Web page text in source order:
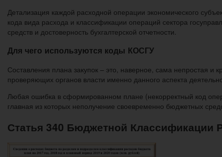
Детализация каждой расходной операции экономического
кода вида расхода и классификации операций сектора
средств и достоверность бухгалтерской отчетности.
Для чего используются коды КОСГУ
Составления плана закупок – это, наверное, сама непростая и
проверяющих органов власти именно данного аспекта
Любая ошибка в сформированном плане (некорректный код
главная из которых неполучение своевременно бюджетных
Статья 340 Бюджетной Классификации